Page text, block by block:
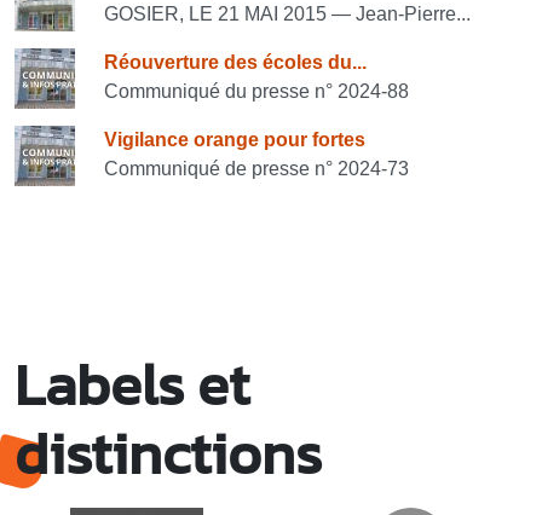
GOSIER, LE 21 MAI 2015 — Jean-Pierre...
Réouverture des écoles du...
Communiqué du presse n° 2024-88
Vigilance orange pour fortes
Communiqué de presse n° 2024-73
Labels et
distinctions